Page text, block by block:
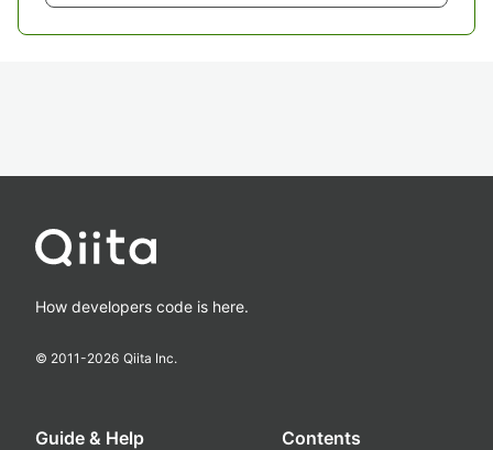
How developers code is here.
© 2011-2026 Qiita Inc.
Guide & Help Contents